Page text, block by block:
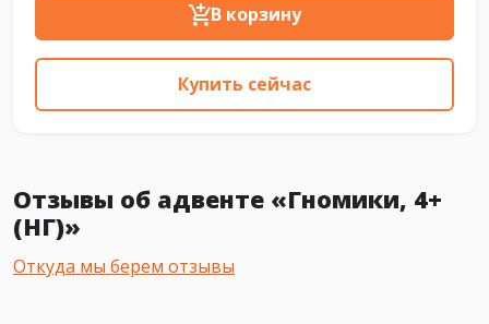
В корзину
Купить сейчас
Отзывы об адвенте «Гномики, 4+
(НГ)»
Откуда мы берем отзывы